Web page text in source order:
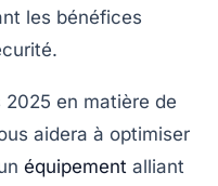
les bénéfices
2025 en matière de
aidera à optimiser
équipement alliant